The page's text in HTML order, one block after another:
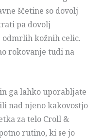
ščetine so dovolj
pa dovolj
kožnih celic.
rokovanje tudi na
ga lahko uporabljate
nad njeno kakovostjo
za telo Croll &
rutino, ki se jo